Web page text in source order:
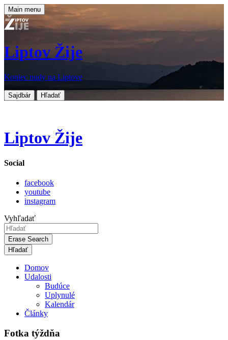
Main menu
Liptov Žije
Koniec nudy na Liptove
Sajdbár Hľadať
Liptov Žije
Social
facebook
youtube
instagram
Vyhľadať
Erase Search
Domov
Udalosti
Budúce
Uplynulé
Kalendár
Články
Fotka týždňa